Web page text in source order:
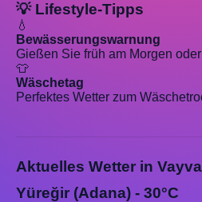
💡 Lifestyle-Tipps
💧
Bewässerungswarnung
Gießen Sie früh am Morgen
👕
Wäschetag
Perfektes Wetter zum
Aktuelles Wetter in
Yüreğir (Adana) - 30°C